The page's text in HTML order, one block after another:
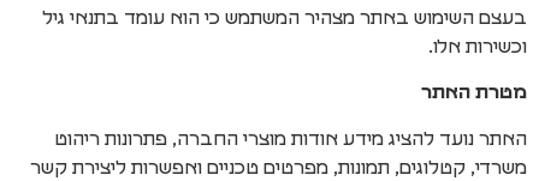
בעצם השימוש באתר מצהיר המשתמש כי הוא עומד בתנאי גיל
וכשירות אלו.
מטרת האתר
האתר נועד להציג מידע אודות מוצרי החברה, פתרונות ריהוט
משרדי, קטלוגים, תמונות, מפרטים טכניים ואפשרות ליצירת קשר